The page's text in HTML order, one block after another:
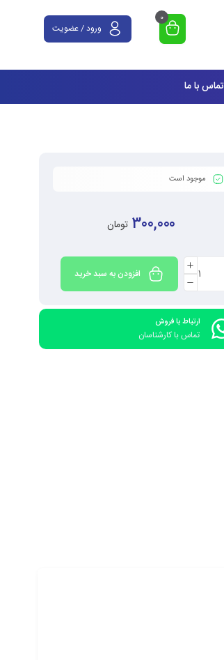
0
ورود / عضویت
تماس با ما
موجود است
300,000 تومان
افزودن به سبد خرید
ارتباط با فروش
تماس با کارشناسان